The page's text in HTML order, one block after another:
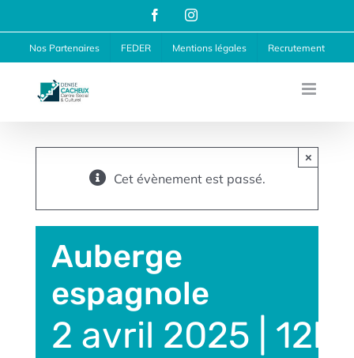
au
contenu
FacebookInstagram
Nos Partenaires FEDER Mentions légales Recrutement
Cet évènement est passé.
×
Auberge
espagnole
2 avril 2025 |